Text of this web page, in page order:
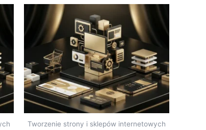
Tworzenie strony i sklepów internetowych